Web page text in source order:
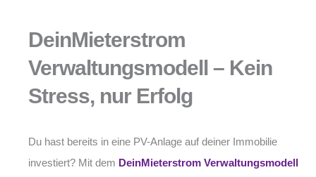
DeinMieterstrom
Verwaltungsmodell – Kein
Stress, nur Erfolg
Du hast bereits in eine PV-Anlage auf deiner Immobilie
investiert? Mit dem DeinMieterstrom Verwaltungsmodell